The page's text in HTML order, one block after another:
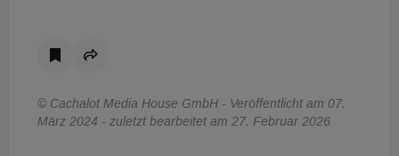
© Cachalot Media House GmbH - Veröffentlicht am 07.
März 2024 - zuletzt bearbeitet am 27. Februar 2026